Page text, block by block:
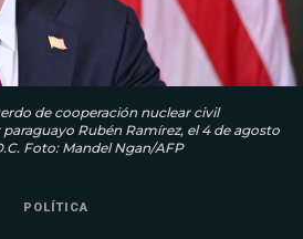
de cooperación nuclear civil
Rubén Ramírez, el 4 de agosto
Foto: Mandel Ngan/AFP
POLÍTICA